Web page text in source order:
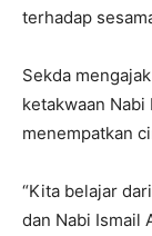
terhadap
Sekda
ketakwaan Nabi
menempatkan
“Kita belajar
dan Nabi Ismail